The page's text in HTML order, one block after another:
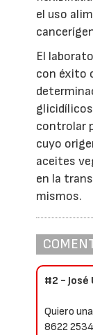
el uso
El
con éxito
controlar
cuyo
aceites
en la
mismos.
#2 - José
Quiero
8622 2534